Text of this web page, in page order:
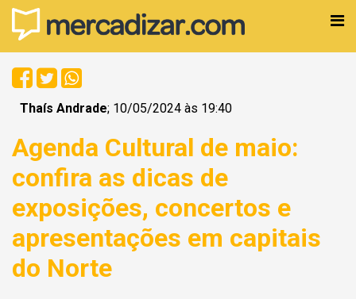
Thaís Andrade; 10/05/2024 às 19:40
Agenda Cultural de maio:
confira as dicas de
exposições, concertos e
apresentações em capitais
do Norte